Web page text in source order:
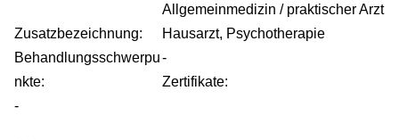
Allgemeinmedizin / praktischer Arzt
Zusatzbezeichnung:
Hausarzt, Psychotherapie
Behandlungsschwerpu
nkte:
-
Zertifikate:
-